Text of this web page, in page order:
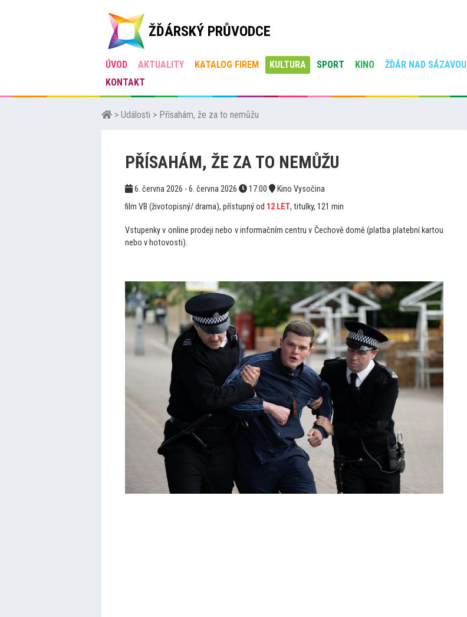
ŽĎÁRSKÝ PRŮVODCE
ÚVOD AKTUALITY KATALOG FIREM KULTURA SPORT KINO ŽĎÁR NAD SÁZAVOU
KONTAKT
> Události > Přísahám, že za to nemůžu
PŘÍSAHÁM, ŽE ZA TO NEMŮŽU
6. června 2026 - 6. června 2026 17:00
Kino Vysočina
film VB (životopisný/ drama), přístupný od 12 LET, titulky, 121 min
Vstupenky v online prodeji nebo v informačním centru v Čechově domě (platba platební kartou
nebo v hotovosti).